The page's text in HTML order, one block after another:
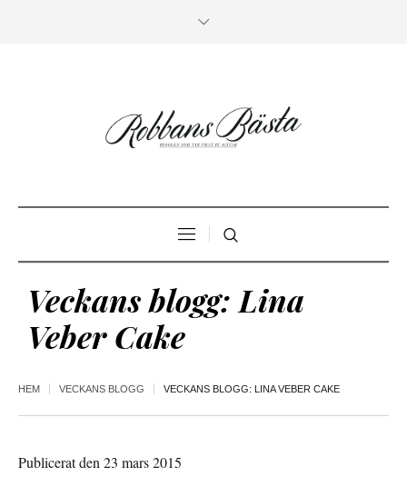
Veckans blogg: Lina
Veber Cake
HEM VECKANS BLOGG VECKANS BLOGG: LINA VEBER CAKE
Publicerat den 23 mars 2015